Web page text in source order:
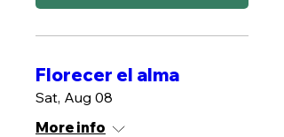
Florecer el alma
Sat, Aug 08
More info